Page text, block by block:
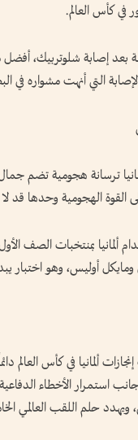
في كأس العالم.
بعد إصابة شلوتربيك، أفضل
التي أنهت مشواره في
ترسانة هجومية تضم
القوة الهجومية وحدها قد لا
ألمانيا بمنتخبات الصف
أوليس، وهو اختبار
إنجازات ألمانيا في كأس
استمرار الأخطاء
ويهدد حلم اللقب العالمي